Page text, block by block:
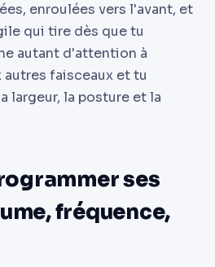
enroulées vers l'avant, et
qui tire dès que tu
autant d'attention à
faisceaux et tu
largeur, la posture et la
ses
fréquence,